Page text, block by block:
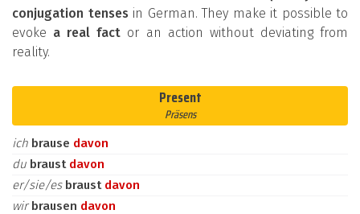
conjugation tenses in German. They make it possible to
evoke a real fact or an action without deviating from
reality.
Present
Präsens
ich brause davon
du braust davon
er/sie/es braust davon
wirbrausen davon